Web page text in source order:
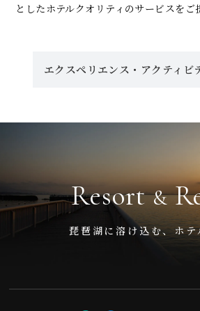
としたホテルクオリティのサービスをご
エクスペリエンス・アクティビ
Resort&
琵琶湖に溶け込む、ホ